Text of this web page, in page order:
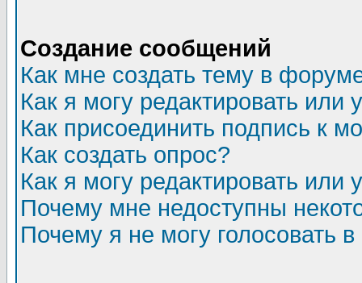
Создание сообщений
Как мне создать тему в
Как я могу редактировать или
Как присоединить подпись к
Как создать опрос?
Как я могу редактировать или
Почему мне недоступны
Почему я не могу голосовать